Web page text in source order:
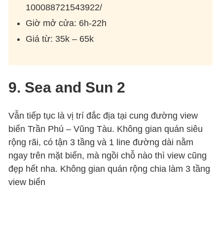
100088721543922/
Giờ mở cửa: 6h-22h
Giá từ: 35k – 65k
9. Sea and Sun 2
Vẫn tiếp tục là vị trí đắc địa tại cung đường view
biển Trần Phú – Vũng Tàu. Không gian quán siêu
rộng rãi, có tận 3 tầng và 1 line đường dài nằm
ngay trên mặt biển, mà ngồi chỗ nào thì view cũng
đẹp hết nha. Không gian quán rộng chia làm 3 tầng
view biển